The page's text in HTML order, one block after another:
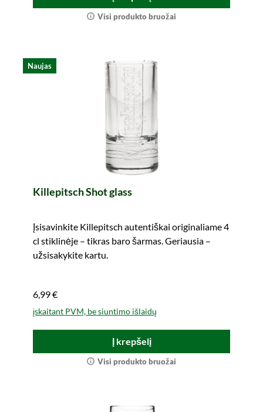
Visi produkto bruožai
Naujas
Killepitsch Shot glass
Įsisavinkite Killepitsch autentiškai originaliame 4
cl stiklinėje – tikras baro šarmas. Geriausia –
užsisakykite kartu.
6,99 €
įskaitant PVM, be siuntimo išlaidų
Į krepšelį
Visi produkto bruožai